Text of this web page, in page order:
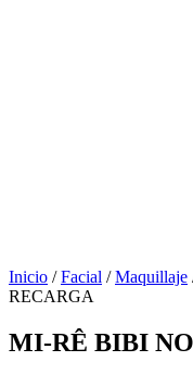
Inicio /Facial /Maquillaje
RECARGA
MI-RÊ BIBI